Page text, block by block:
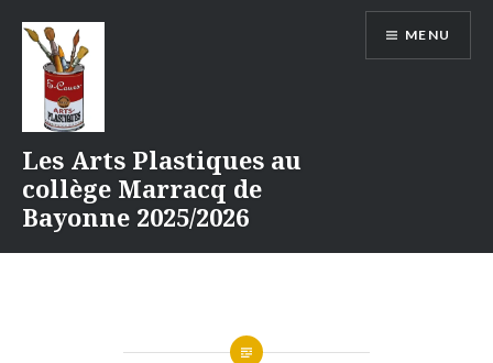
contenu
Les Arts Plastiques au
collège Marracq de
Bayonne 2025/2026
MENU